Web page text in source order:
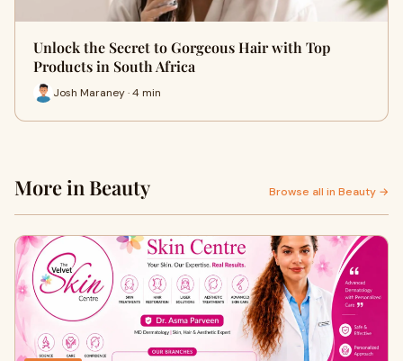
Unlock the Secret to Gorgeous Hair with Top
Products in South Africa
Josh Maraney · 4 min
More in Beauty Browse all in Beauty →